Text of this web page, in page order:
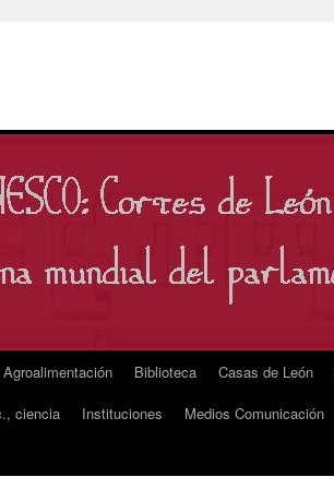
Agroalimentación Biblioteca Casas de León
ciencia Instituciones Medios Comunicación